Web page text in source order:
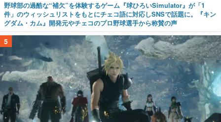
野球部の過酷な“補欠”を体験するゲーム『球ひろいSimulator』が「1
件」のウィッシュリストをもとにチェコ語に対応しSNSで話題に。『キン
グダム・カム』開発元やチェコのプロ野球選手から称賛の声
5